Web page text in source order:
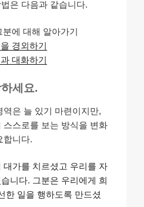
은 다음과 같습니다.
분에 대해 알아가기
경외하기
대화하기
세요.
은 늘 있기 마련이지만,
스로를 보는 방식을 변화
합니다.
대가를 치르셨고 우리를 자
니다. 그분은 우리에게 희
한 일을 행하도록 만드셨